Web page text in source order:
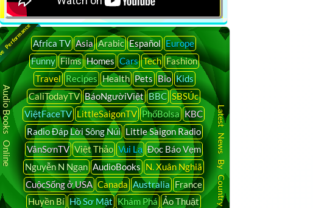
Africa TV Asia Arabic Español Europe
Funny Films Homes Cars Tech Fashion
Travel Recipes Health Pets Bio Kids
CaliTodayTV BáoNgườiViệt BBC SBSÚc
ViệtFaceTV LittleSaigonTV PhốBolsa KBC
Radio Đáp Lời Sông Núi Little Saigon Radio
VânSơnTV Việt Thảo Vui Lạ Đọc Báo Vẹm
Nguyễn N Ngạn AudioBooks N. Xuân Nghiã
CuộcSống ở USA Canada Australia France
Huyền Bí Hồ Sơ Mật Khám Phá Ảo Thuật
Audio Books Online Latest News By Country